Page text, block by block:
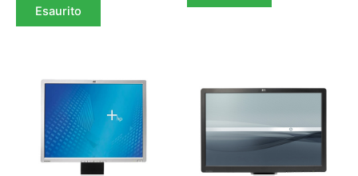
Esaurito